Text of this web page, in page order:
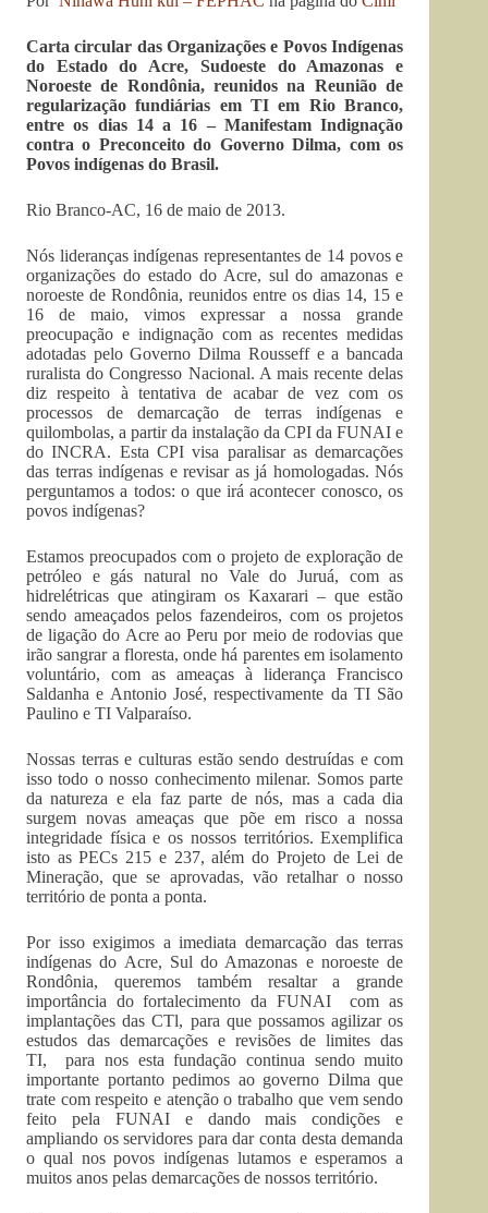
Carta circular das Organizações e Povos Indígenas
do Estado do Acre, Sudoeste do Amazonas e
Noroeste de Rondônia, reunidos na Reunião de
regularização fundiárias em TI em Rio Branco,
entre os dias 14 a 16 – Manifestam Indignação
contra o Preconceito do Governo Dilma, com os
Povos indígenas do Brasil.
Rio Branco-AC, 16 de maio de 2013.
Nós lideranças indígenas representantes de 14 povos e
organizações do estado do Acre, sul do amazonas e
noroeste de Rondônia, reunidos entre os dias 14, 15 e
16 de maio, vimos expressar a nossa grande
preocupação e indignação com as recentes medidas
adotadas pelo Governo Dilma Rousseff e a bancada
ruralista do Congresso Nacional. A mais recente delas
diz respeito à tentativa de acabar de vez com os
processos de demarcação de terras indígenas e
quilombolas, a partir da instalação da CPI da FUNAI e
do INCRA. Esta CPI visa paralisar as demarcações
das terras indígenas e revisar as já homologadas. Nós
perguntamos a todos: o que irá acontecer conosco, os
povos indígenas?
Estamos preocupados com o projeto de exploração de
petróleo e gás natural no Vale do Juruá, com as
hidrelétricas que atingiram os Kaxarari – que estão
sendo ameaçados pelos fazendeiros, com os projetos
de ligação do Acre ao Peru por meio de rodovias que
irão sangrar a floresta, onde há parentes em isolamento
voluntário, com as ameaças à liderança Francisco
Saldanha e Antonio José, respectivamente da TI São
Paulino e TI Valparaíso.
Nossas terras e culturas estão sendo destruídas e com
isso todo o nosso conhecimento milenar. Somos parte
da natureza e ela faz parte de nós, mas a cada dia
surgem novas ameaças que põe em risco a nossa
integridade física e os nossos territórios. Exemplifica
isto as PECs 215 e 237, além do Projeto de Lei de
Mineração, que se aprovadas, vão retalhar o nosso
território de ponta a ponta.
Por isso exigimos a imediata demarcação das terras
indígenas do Acre, Sul do Amazonas e noroeste de
Rondônia, queremos também resaltar a grande
importância do fortalecimento da FUNAI com as
implantações das CTl, para que possamos agilizar os
estudos das demarcações e revisões de limites das
TI, para nos esta fundação continua sendo muito
importante portanto pedimos ao governo Dilma que
trate com respeito e atenção o trabalho que vem sendo
feito pela FUNAI e dando mais condições e
ampliando os servidores para dar conta desta demanda
o qual nos povos indígenas lutamos e esperamos a
muitos anos pelas demarcações de nossos território.